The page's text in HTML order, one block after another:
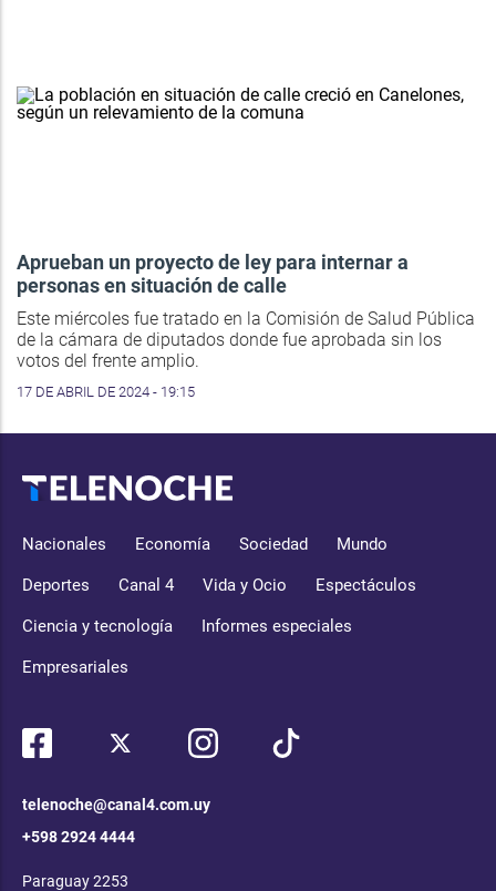
Aprueban un proyecto de ley para internar a
personas en situación de calle
Este miércoles fue tratado en la Comisión de Salud Pública
de la cámara de diputados donde fue aprobada sin los
votos del frente amplio.
17 DE ABRIL DE 2024 - 19:15
Nacionales Economía Sociedad Mundo
Deportes Canal 4 Vida y Ocio Espectáculos
Ciencia y tecnología Informes especiales
Empresariales
telenoche@canal4.com.uy
+598 2924 4444
Paraguay 2253